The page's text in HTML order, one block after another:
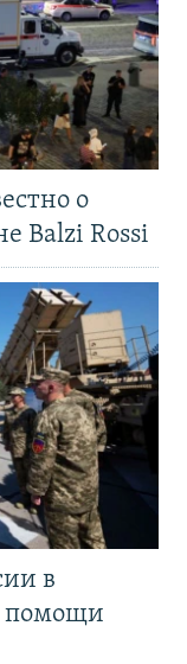
о
Balzi Rossi
в
помощи